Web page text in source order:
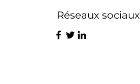
Réseaux sociaux